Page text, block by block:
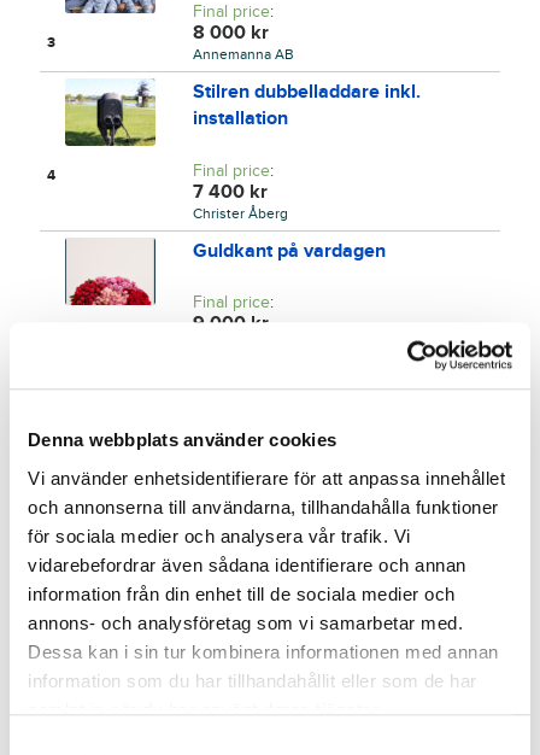
Denna webbplats använder cookies
Vi använder enhetsidentifierare för att anpassa innehållet
och annonserna till användarna, tillhandahålla funktioner
för sociala medier och analysera vår trafik. Vi
vidarebefordrar även sådana identifierare och annan
information från din enhet till de sociala medier och
annons- och analysföretag som vi samarbetar med.
Dessa kan i sin tur kombinera informationen med annan
information som du har tillhandahållit eller som de har
samlat in när du har använt deras tjänster.
3
Final price:
8 000 kr
Annemanna AB
4
Stilren dubbelladdare inkl.
installation
Final price:
7 400 kr
Christer Åberg
Guldkant på vardagen
Final price:
9 000 kr
Buda på upplevelser utöver det
6 500kr
Martin Jönsson
7
VIP-biljetter till årets rockhändelse
Final price:
9 450 kr
Mattias Blomqvist
Kom nära hockeyns stjärnor!